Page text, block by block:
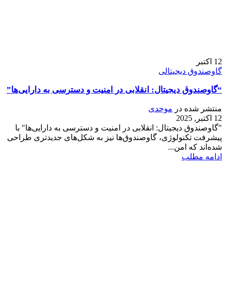
12 اکتبر
گاوصندوق دیجیتالی
“گاوصندوق دیجیتال: انقلابی در امنیت و دسترسی به دارایی‌ها”
منتشر شده در موحدی
12 اکتبر, 2025
"گاوصندوق دیجیتال: انقلابی در امنیت و دسترسی به دارایی‌ها" با
پیشرفت تکنولوژی، گاوصندوق‌ها نیز به شکل‌های جدیدتری طراحی
شده‌اند که امن...
ادامه مطلب